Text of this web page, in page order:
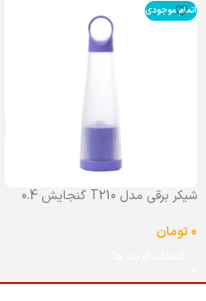
اتمام موجودی
شیکر برقی مدل T210 گنجایش 0.4
0تومان